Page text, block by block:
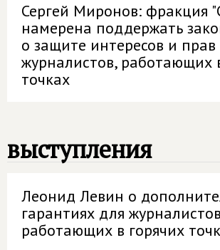
Сергей Миронов: фракция
намерена поддержать
о защите интересов и прав
журналистов, работающих
точках
выступления
Леонид Левин о
гарантиях для
работающих в горячих